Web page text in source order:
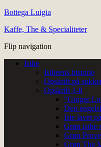
Bottega Luigia
Kaffe, The & Specialiteter
Flip navigation
Isthe
Istheens historie
Opskrift på
Opskrift 1-8
“Ginger
Den
Iste lavet
Grøn isthe
Grøn
Grøn The